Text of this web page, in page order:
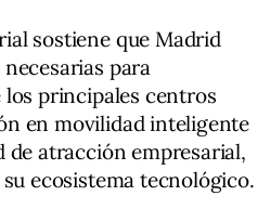
sostiene que Madrid
para
principales centros
en movilidad inteligente
de atracción empresarial,
ecosistema tecnológico.